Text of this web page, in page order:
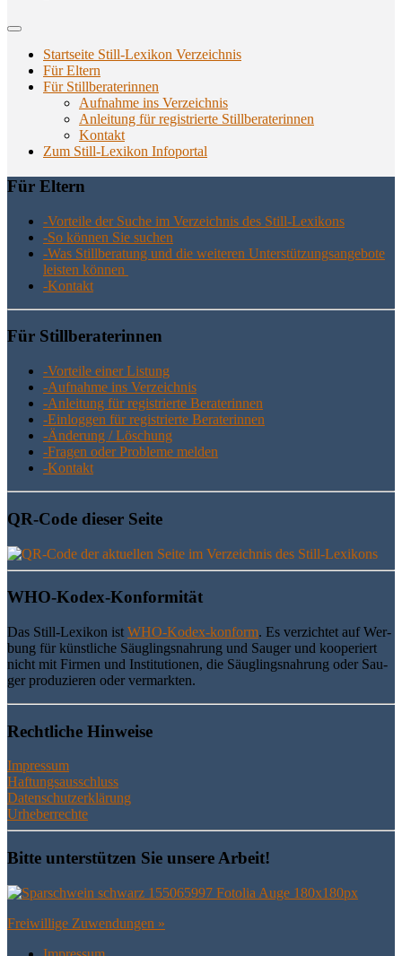
Startseite Still-Lexikon Verzeichnis
Für Eltern
Für Stillberaterinnen
Aufnahme ins Verzeichnis
Anlei­tung für regis­trier­te Stillberaterinnen
Kon­takt
Zum Still-Lexikon Infoportal
Für Eltern
-Vor­tei­le der Suche im Ver­zeich­nis des Still-Lexikons
-So kön­nen Sie suchen
-Was Still­be­ra­tung und die wei­te­ren Unter­stüt­zungs­an­ge­bo­te
leis­ten können
-Kon­takt
Für Still­be­ra­te­rin­nen
-Vor­tei­le einer Listung
-Auf­nah­me ins Verzeichnis
-Anlei­tung für regis­trier­te Beraterinnen
-Ein­log­gen für regis­trier­te Beraterinnen
-Ände­rung / Löschung
-Fra­gen oder Pro­ble­me melden
-Kon­takt
QR-Code die­ser Seite
WHO-Kodex-Kon­for­mi­tät
Das Still-Lexi­kon ist WHO-Kodex-kon­form. Es ver­zich­tet auf Wer­
bung für künst­li­che Säug­lings­nah­rung und Sau­ger und koope­riert
nicht mit Fir­men und Insti­tu­tio­nen, die Säug­lings­nah­rung oder Sau­
ger pro­du­zie­ren oder vermarkten.
Recht­li­che Hinweise
Impressum
Haftungsausschluss
Datenschutzerklärung
Urheberrechte
Bit­te unter­stüt­zen Sie unse­re Arbeit!
Frei­wil­li­ge Zuwendungen »